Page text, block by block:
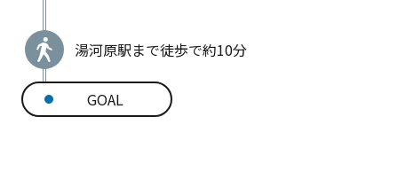
湯河原駅まで徒歩で約10分
GOAL